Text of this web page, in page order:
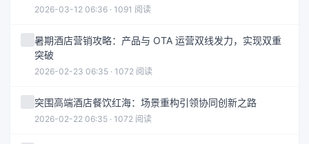
2026-03-12 06:36 · 1091 阅读
暑期酒店营销攻略：产品与 OTA 运营双线发力，实现双重
突破
2026-02-23 06:35 · 1072 阅读
突围高端酒店餐饮红海：场景重构引领协同创新之路
2026-02-22 06:35 · 1072 阅读